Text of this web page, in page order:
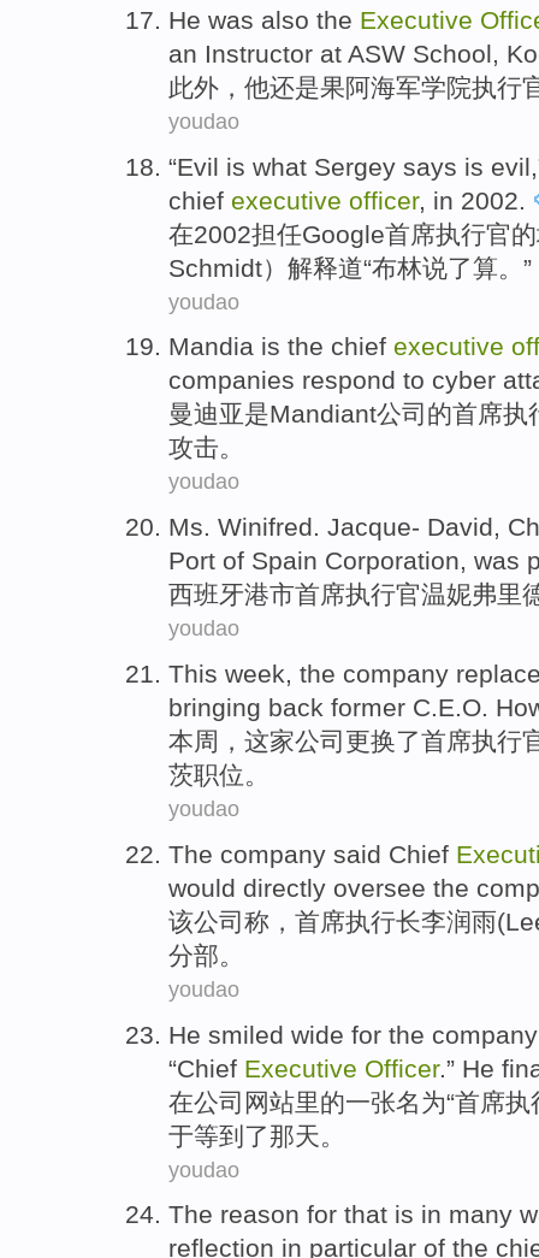
He was also the Executive
an Instructor at ASW School,
此外， 他还是果阿海军学院执行
youdao
“Evil is what Sergey says is
chief executive officer, in 2002.
在2002担任Google首席执行官
Schmidt） 解释道“布林说了算。”
youdao
Mandia is the chief executive
companies respond to cyber
曼迪亚是Mandiant公司 的首席执
攻击。
youdao
Ms. Winifred. Jacque- David,
Port of Spain Corporation, was
西班牙港市首席执行官温妮弗里
youdao
This week, the company
bringing back former C.E.O.
本周 ， 这家公司 更换了首席执行
茨职位。
youdao
The company said Chief
would directly oversee the
该公司 称 ， 首席执行长李润雨(
分部。
youdao
He smiled wide for the company
“Chief Executive Officer.” He
在公司 网站里的一张名为“首席执
于等到了那天。
youdao
The reason for that is in many
reflection in particular of the